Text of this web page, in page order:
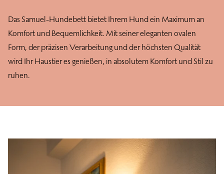
Das Samuel-Hundebett bietet Ihrem Hund ein Maximum an
Komfort und Bequemlichkeit. Mit seiner eleganten ovalen
Form, der präzisen Verarbeitung und der höchsten Qualität
wird Ihr Haustier es genießen, in absolutem Komfort und Stil zu
ruhen.